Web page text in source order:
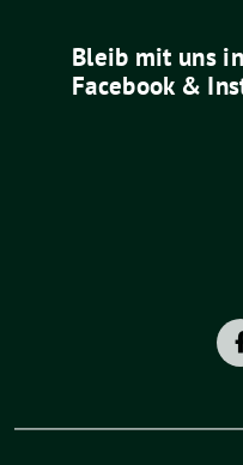
Bleib mit uns
Facebook &